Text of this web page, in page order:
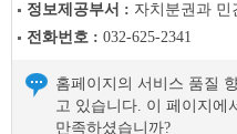
정보제공부서 : 자치분권과 민
전화번호 : 032-625-2341
홈페이지의 서비스 품질
고 있습니다. 이 페이지에
만족하셨습니까?